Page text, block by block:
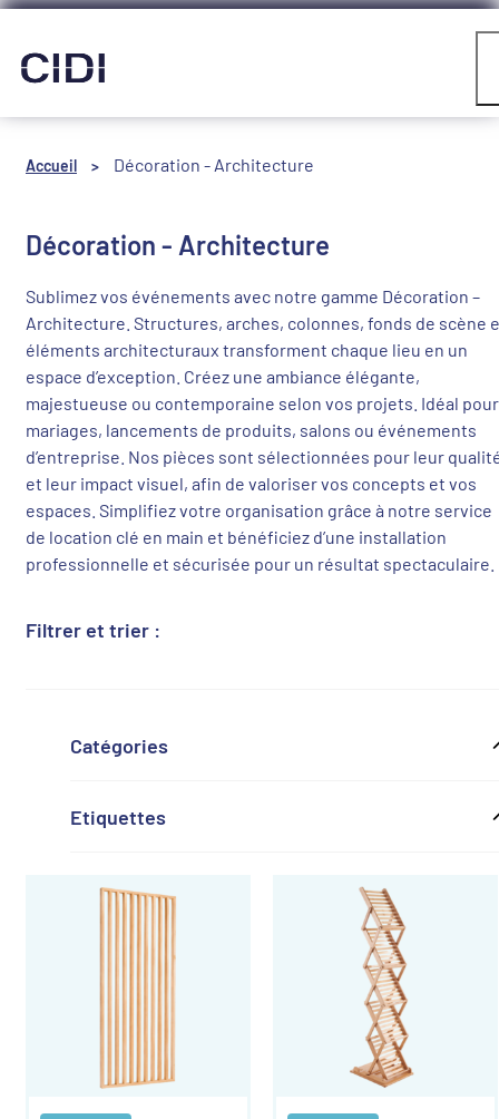
Panneau de gestion des cookies
Accueil > Décoration - Architecture
Décoration - Architecture
Sublimez vos événements avec notre gamme Décoration –
Architecture. Structures, arches, colonnes, fonds de scène
éléments architecturaux transforment chaque lieu en un
espace d’exception. Créez une ambiance élégante,
majestueuse ou contemporaine selon vos projets. Idéal pour
mariages, lancements de produits, salons ou événements
d’entreprise. Nos pièces sont sélectionnées pour leur
et leur impact visuel, afin de valoriser vos concepts et vos
espaces. Simplifiez votre organisation grâce à notre service
de location clé en main et bénéficiez d’une installation
professionnelle et sécurisée pour un résultat spectaculaire.
Filtrer et trier :
Catégories
Etiquettes